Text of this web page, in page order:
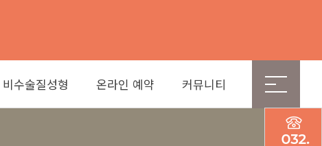
비수술질성형 온라인 예약 커뮤니티